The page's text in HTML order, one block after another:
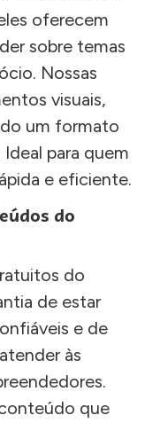
oferecem
sobre temas
Nossas
visuais,
um formato
para quem
e eficiente.
do
do
de estar
e de
às
que